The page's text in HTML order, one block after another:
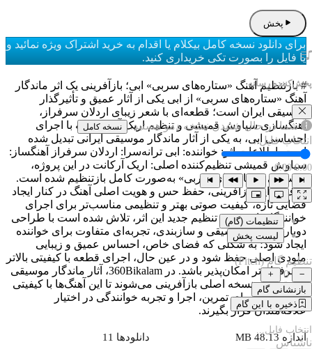
پخش
برای دانلود نسخه کامل بیکلام یا اقدام به خرید اشتراک ویژه نمائید و
یا فایل را بصورت تکی خریداری کنید.
# بازتنظیم آهنگ «ستاره‌های سربی» ابی؛ بازآفرینی یک اثر ماندگار
آهنگ «ستاره‌های سربی» از ابی یکی از آثار عمیق و تأثیرگذار
موسیقی ایران است؛ قطعه‌ای با شعر زیبای اردلان سرفراز،
آهنگسازی سیاوش قمیشی و تنظیم اریک آرکانت که با اجرای
احساسی ابی، به یکی از آثار ماندگار موسیقی ایرانی تبدیل شده
است. اطلاعات اثر: خواننده: ابی ترانه‌سرا: اردلان سرفراز آهنگساز:
سیاوش قمیشی تنظیم‌کننده اصلی: اریک آرکانت در این پروژه،
موسیقی «ستاره‌های سربی» به‌صورت کامل بازتنظیم شده است.
هدف از این بازآفرینی، حفظ حس و هویت اصلی آهنگ در کنار ایجاد
فضایی تازه، کیفیت صوتی بهتر و تنظیمی مناسب‌تر برای اجرای
خوانندگان است. در تنظیم جدید این اثر، تلاش شده است با طراحی
دوباره فضای موسیقی و سازبندی، تجربه‌ای متفاوت برای خواننده
ایجاد شود؛ به شکلی که فضای خاص، احساس عمیق و زیبایی
ملودی اصلی حفظ شود و در عین حال، اجرای قطعه با کیفیتی بالاتر
و حرفه‌ای‌تر امکان‌پذیر باشد. در 360Bikalam، آثار ماندگار موسیقی
با احترام به نسخه اصلی بازآفرینی می‌شوند تا این آهنگ‌ها با کیفیتی
تازه، دوباره برای تمرین، اجرا و تجربه خوانندگی در اختیار
علاقه‌مندان قرار بگیرند.
اندازه 48.13 MB
دانلودها 11
پخش‌کننده رسانه
شما در حال شنیدن نسخه دمو هستید. نسخه کامل
انتخاب فایل...
0:00
0:00
تنظیمات (گام)
لیست پخش
تنظیم گام (Pitch)
0
بازنشانی گام
ذخیره با این گام
انتخاب فایل...
ناشناس